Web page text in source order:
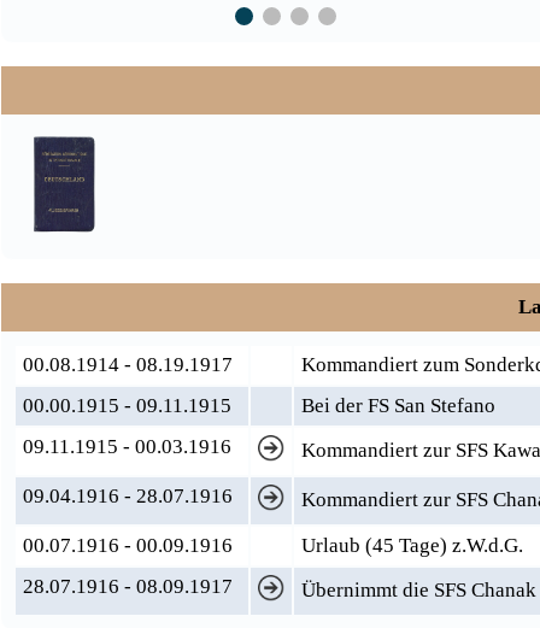
00.08.1914 - 08.19.1917
Kommandiert zum
00.00.1915 - 09.11.1915
Bei der FS San Stefano
09.11.1915 - 00.03.1916
Kommandiert zur SFS
09.04.1916 - 28.07.1916
Kommandiert zur SFS
00.07.1916 - 00.09.1916
Urlaub (45 Tage) z.W.d.G.
28.07.1916 - 08.09.1917
Übernimmt die SFS